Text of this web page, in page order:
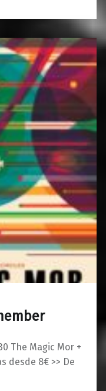
The Magic Mor +
desde 8€ >> De